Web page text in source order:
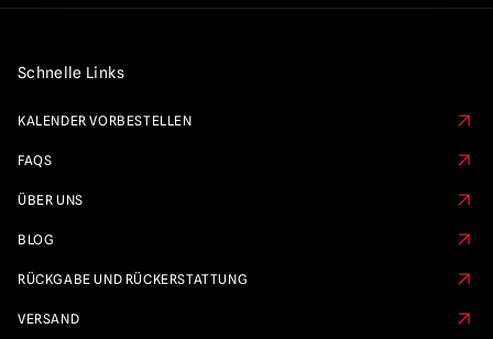
Schnelle Links
KALENDER VORBESTELLEN
FAQS
ÜBER UNS
BLOG
RÜCKGABE UND RÜCKERSTATTUNG
VERSAND